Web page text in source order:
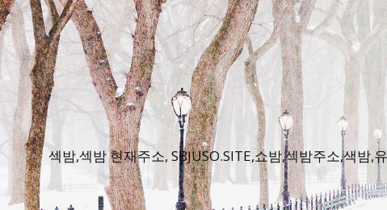
섹밤,섹밤 현재주소, SBJUSO.SITE,쇼밤,섹밤주소,색